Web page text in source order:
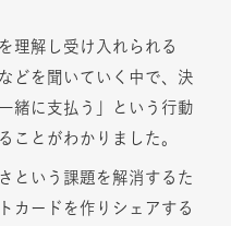
理解し受け入れられる
どを聞いていく中で、決
緒に支払う」という行動
ことがわかりました。
という課題を解消するた
カードを作りシェアする